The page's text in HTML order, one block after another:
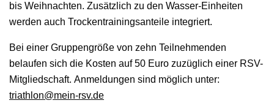
bis Weihnachten. Zusätzlich zu den Wasser-Einheiten
werden auch Trockentrainingsanteile integriert.
Bei einer Gruppengröße von zehn Teilnehmenden
belaufen sich die Kosten auf 50 Euro zuzüglich einer RSV-
Mitgliedschaft. Anmeldungen sind möglich unter:
triathlon@mein-rsv.de